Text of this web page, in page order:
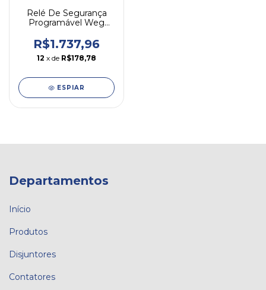
Relé De Segurança
Programável Weg
R$1.737,96
12 x de R$178,78
ESPIAR
Departamentos
Início
Produtos
Disjuntores
Contatores